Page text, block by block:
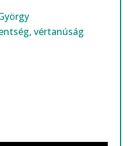
,vértanúság